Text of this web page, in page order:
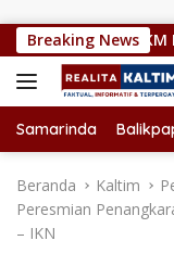
Breaking News
UMKM Desa
Samarinda
Beranda Kaltim
Peresmian
– IKN